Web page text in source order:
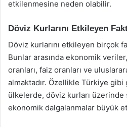
etkilenmesine neden olabilir.
Döviz Kurlarını Etkileyen
Döviz kurlarını etkileyen birçok
Bunlar arasında ekonomik
oranları, faiz oranları ve
almaktadır. Özellikle Türkiye
ülkelerde, döviz kurları
ekonomik dalgalanmalar büyük